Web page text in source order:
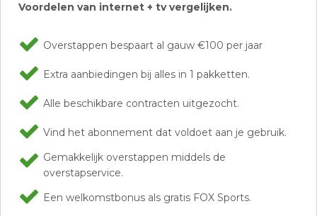
Voordelen van internet + tv vergelijken.
Overstappen bespaart al gauw €100 per jaar
Extra aanbiedingen bij alles in 1 pakketten.
Alle beschikbare contracten uitgezocht.
Vind het abonnement dat voldoet aan je gebruik.
Gemakkelijk overstappen middels de
overstapservice.
Een welkomstbonus als gratis FOX Sports.